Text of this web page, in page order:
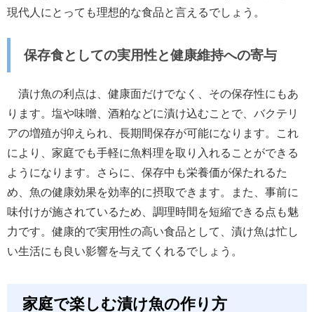
現代人にとっても理想的な食品と言えるでしょう。
保存食としての実用性と健康維持への寄与
漬け魚の利点は、健康面だけでなく、その保存性にもあ
ります。塩や味噌、酒粕などに漬け込むことで、バクテリ
アの増殖が抑えられ、長期間保存が可能になります。これ
により、家庭でも手軽に魚料理を取り入れることができる
ようになります。さらに、保存中も栄養価が保たれるた
め、魚の健康効果を効率的に摂取できます。また、事前に
味付けが施されているため、調理時間を短縮できる点も魅
力です。健康的で実用性の高い食品として、漬け魚は忙し
い生活にも良い影響を与えてくれるでしょう。
家庭で楽しむ漬け魚の作り方